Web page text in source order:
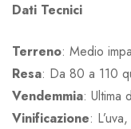
Dati Tecnici
Terreno: Medio
Resa: Da 80 a 110
Vendemmia: Ultima
Vinificazione: